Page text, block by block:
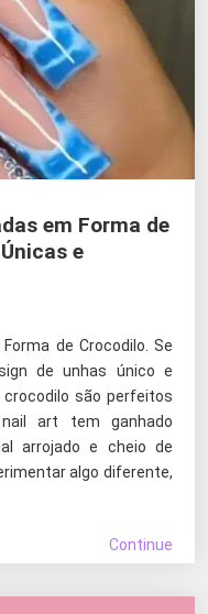
em Forma de
e
de Crocodilo. Se
de unhas único e
são perfeitos
art tem ganhado
arrojado e cheio de
algo diferente,
Continue